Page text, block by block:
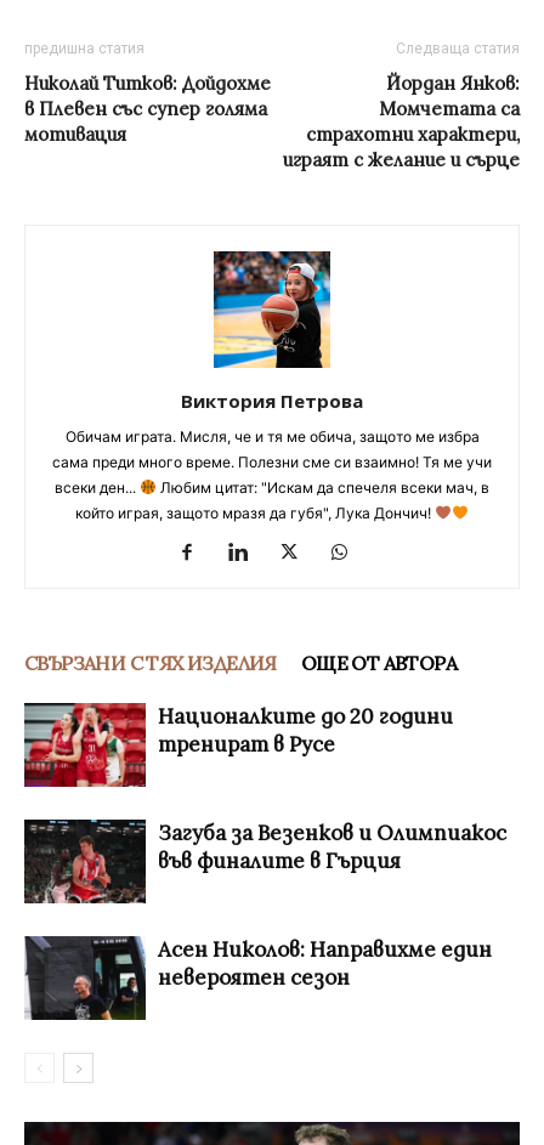
предишна статия
Николай Титков: Дойдохме
в Плевен със супер голяма
мотивация
Следваща статия
Йордан Янков:
Момчетата са
страхотни характери,
играят с желание и сърце
Виктория Петрова
Обичам играта. Мисля, че и тя ме обича, защото ме избра
сама преди много време. Полезни сме си взаимно! Тя ме учи
всеки ден...
Любим цитат: "Искам да спечеля всеки мач, в
който играя, защото мразя да губя", Лука Дончич!
СВЪРЗАНИ С ТЯХ ИЗДЕЛИЯ ОЩЕ ОТ АВТОРА
Националките до 20 години
тренират в Русе
Загуба за Везенков и Олимпиакос
във финалите в Гърция
Асен Николов: Направихме един
невероятен сезон